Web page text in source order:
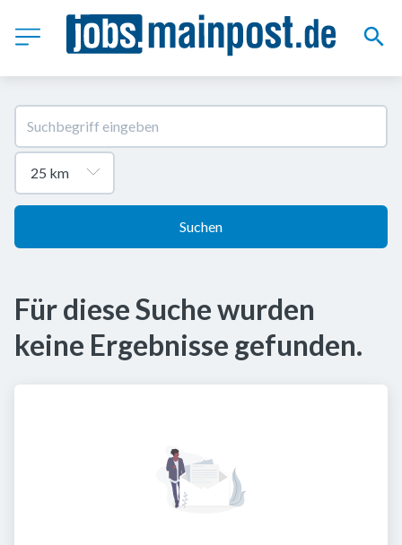
Suchen
Für diese Suche wurden
keine Ergebnisse gefunden.